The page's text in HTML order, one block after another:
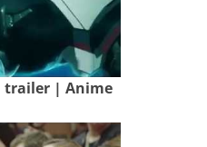
trailer | Anime